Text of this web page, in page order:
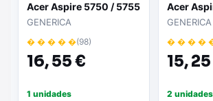
Acer Aspire 5750 / 5755
nv55 / nv57
GENERICA
� � � � �(98)
16,55 €
1 unidades
Acer
A315-56 /
GENERICA
� � � �
15,
2 unidades